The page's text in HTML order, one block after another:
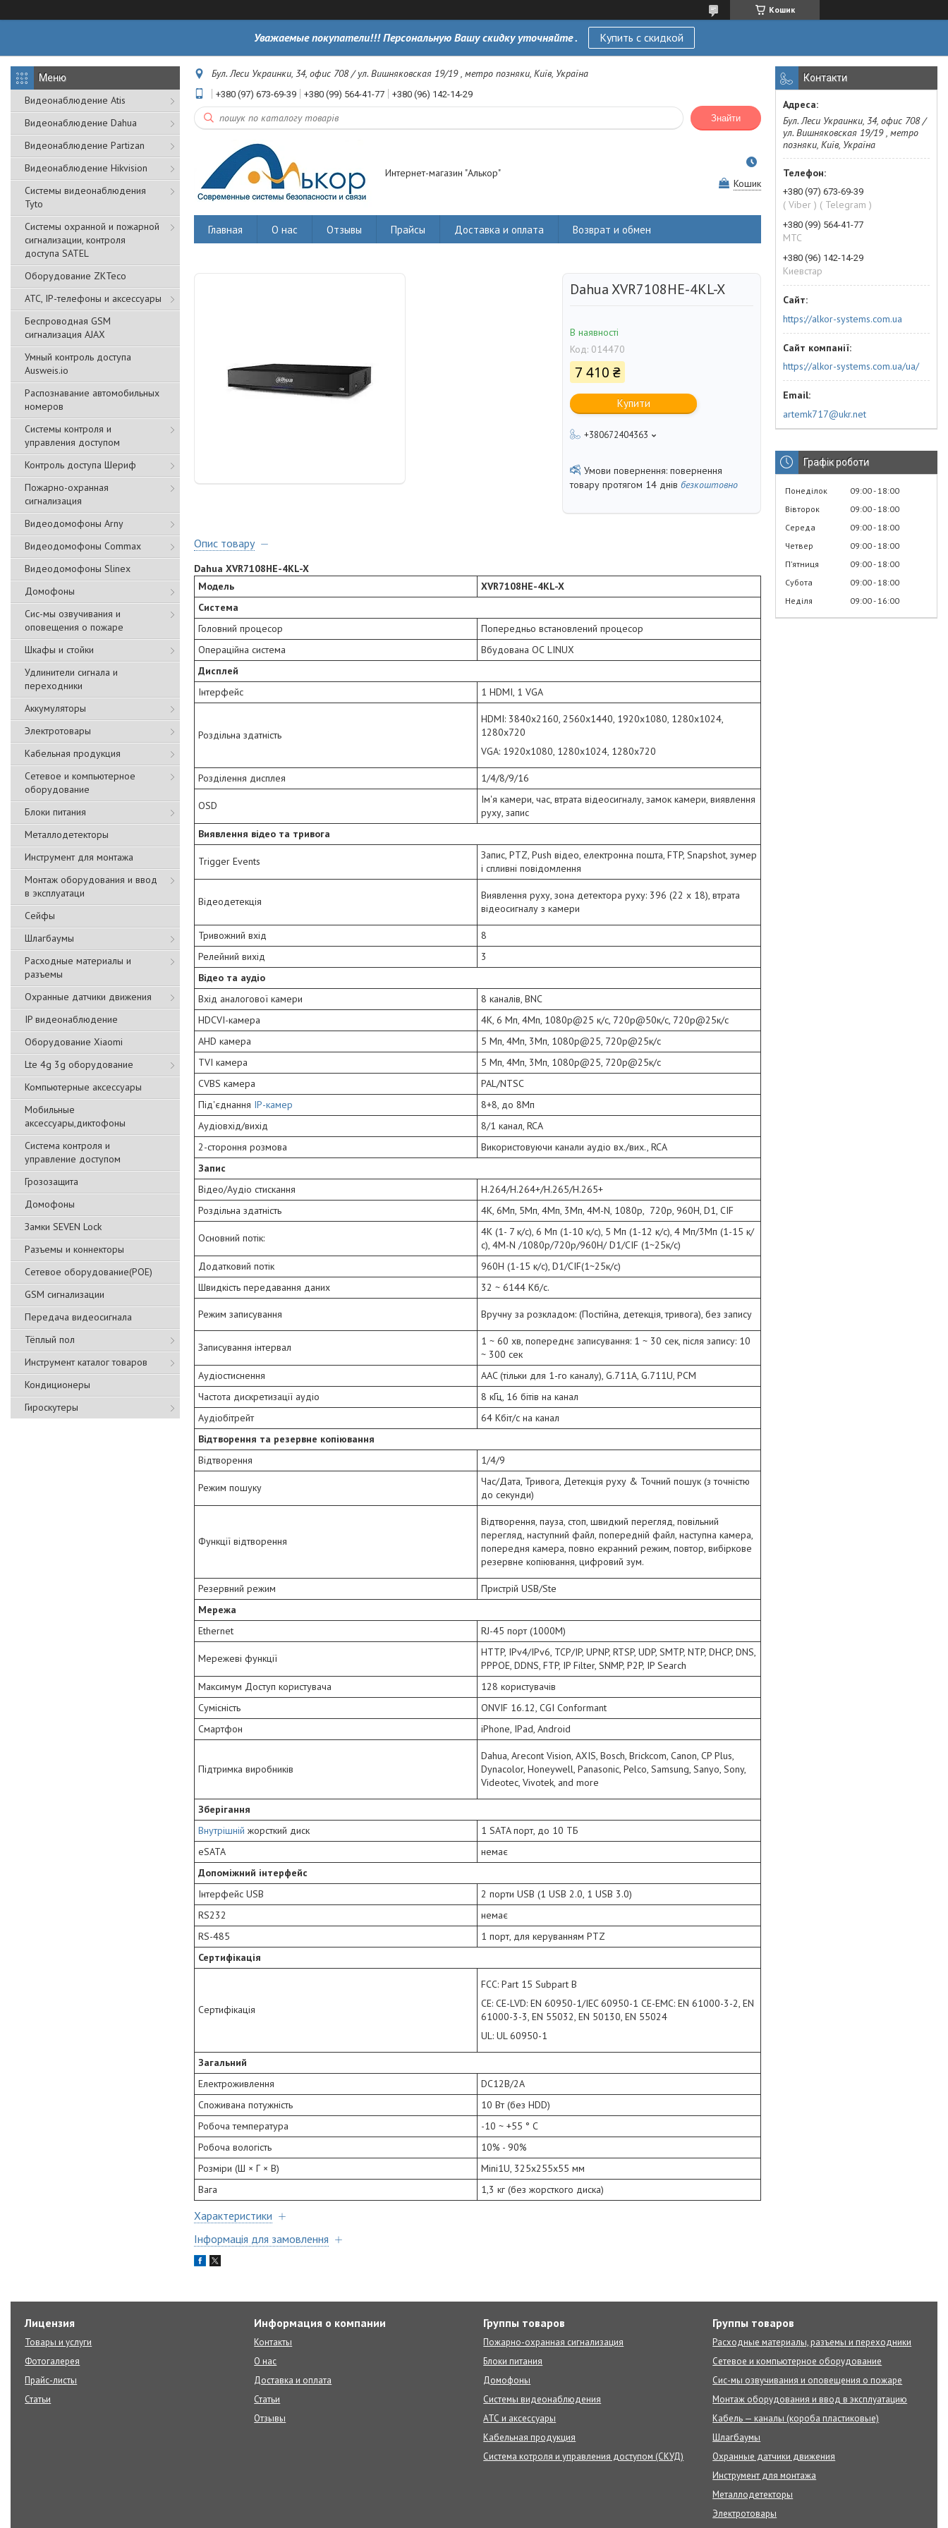
Кошик
Уважаемые покупатели!!! Персональную Вашу скидку уточняйте . Купить с скидкой
Видеонаблюдение Atis
Видеонаблюдение Dahua
Видеонаблюдение Partizan
Видеонаблюдение Hikvision
Системы видеонаблюдения
Tyto
Cистемы охранной и пожарной
сигнализации, контроля
доступа SATEL
Оборудование ZKTeco
АТС, IP-телефоны и аксессуары
Беспроводная GSM
сигнализация АJAX
Умный контроль доступа
Ausweis.io
Распознавание автомобильных
номеров
Системы контроля и
управления доступом
Контроль доступа Шериф
Пожарно-охранная
сигнализация
Видеодомофоны Arny
Видеодомофоны Commax
Видеодомофоны Slinex
Домофоны
Сис-мы озвучивания и
оповещения о пожаре
Шкафы и стойки
Удлинители сигнала и
переходники
Аккумуляторы
Электротовары
Кабельная продукция
Сетевое и компьютерное
оборудование
Блоки питания
Металлодетекторы
Инструмент для монтажа
Монтаж оборудования и ввод
в эксплуатаци
Сейфы
Шлагбаумы
Расходные материалы и
разъемы
Охранные датчики движения
IP видеонаблюдение
Оборудование Xiaomi
Lte 4g 3g оборудование
Компьютерные аксессуары
Мобильные
аксессуары,диктофоны
Система контроля и
управление доступом
Грозозащита
Домофоны
Замки SEVEN Lock
Разъемы и коннекторы
Сетевое оборудование(POE)
GSM сигнализации
Передача видеосигнала
Тёплый пол
Инструмент каталог товаров
Кондиционеры
Гироскутеры
Бул. Леси Украинки, 34, офис 708 / ул. Вишняковская 19/19 , метро позняки, Київ, Україна
+380 (97) 673-69-39 +380 (99) 564-41-77 +380 (96) 142-14-29
Знайти
Интернет-магазин "Алькор"
Кошик
Главная О нас Отзывы Прайсы Доставка и оплата Возврат и обмен
Dahua XVR7108HE-4KL-X
В наявності
Код: 014470
7 410 ₴
Купити
+380672404363
повернення
товару протягом 14 днів безкоштовно
Опис товару
Dahua XVR7108HE-4KL-X
Модель
XVR7108HE-4KL-X
Система
Головний процесор
Попередньо встановлений процесор
Операційна система
Вбудована ОС LINUX
Дисплей
Інтерфейс
1 HDMI, 1 VGA
Роздільна здатність
HDMI: 3840x2160, 2560x1440, 1920x1080, 1280x1024,
1280x720
VGA: 1920x1080, 1280x1024, 1280x720
Розділення дисплея 1/4/8/9/16
OSD
Ім'я камери, час, втрата відеосигналу, замок камери, виявлення
руху, запис
Виявлення відео та тривога
Trigger Events
Запис, PTZ, Push відео, електронна пошта, FTP, Snapshot, зумер
і спливні повідомлення
Відеодетекція
Виявлення руху, зона детектора руху: 396 (22 х 18), втрата
відеосигналу з камери
Тривожний вхід
8
Релейний вихід
3
Відео та аудіо
Вхід аналогової камери
8 каналів, BNC
HDCVI-камера
4K, 6 Мп, 4Mп, 1080p@25 к/с, 720p@50к/с, 720p@25к/с
AHD камера
5 Мп, 4Mп, 3Мп, 1080p@25, 720p@25к/с
TVI камера
5 Мп, 4Mп, 3Мп, 1080p@25, 720p@25к/с
CVBS камера
PAL/NTSC
Під'єднання IP-камер
8+8, до 8Мп
Аудіовхід/вихід
8/1 канал, RCA
2-стороння розмова
Використовуючи канали аудіо вх./вих., RCA
Запис
Відео/Аудіо стискання
H.264/H.264+/H.265/H.265+
Роздільна здатність
4K, 6Mп, 5Mп, 4Mп, 3Mп, 4M-N, 1080p, 720p, 960H, D1, CIF
Основний потік:
4K (1- 7 к/с), 6 Мп (1-10 к/с), 5 Мп (1-12 к/с), 4 Мп/3Мп (1-15 к/
с), 4M-N /1080p/720p/960H/ D1/CIF (1~25к/с)
Додатковий потік
960H (1-15 к/с), D1/CIF(1~25к/с)
Швидкість передавання даних
32 ~ 6144 Кб/с.
Режим записування Вручну за розкладом: (Постійна, детекція, тривога), без запису
Записування інтервал
1 ~ 60 хв, попереднє записування: 1 ~ 30 сек, після запису: 10
~ 300 сек
Аудіостиснення
AAC (тільки для 1-го каналу), G.711A, G.711U, PCM
Частота дискретизації аудіо
8 кГц, 16 бітів на канал
Аудіобітрейт
64 Кбіт/с на канал
Відтворення та резервне копіювання
Відтворення
1/4/9
Режим пошуку
Час/Дата, Тривога, Детекція руху & Точний пошук (з точністю
до секунди)
Функції відтворення
Відтворення, пауза, стоп, швидкий перегляд, повільний
перегляд, наступний файл, попередній файл, наступна камера,
попередня камера, повно екранний режим, повтор, вибіркове
резервне копіювання, цифровий зум.
Резервний режим
Пристрій USB/Ste
Мережа
Ethernet
RJ-45 порт (1000M)
Мережеві функції
HTTP, IPv4/IPv6, TCP/IP, UPNP, RTSP, UDP, SMTP, NTP, DHCP, DNS,
PPPOE, DDNS, FTP, IP Filter, SNMP, P2P, IP Search
Максимум Доступ користувача
128 користувачів
Сумісність
ONVIF 16.12, CGI Conformant
Смартфон
iPhone, IPad, Android
Підтримка виробників
Dahua, Arecont Vision, AXIS, Bosch, Brickcom, Canon, CP Plus,
Dynacolor, Honeywell, Panasonic, Pelco, Samsung, Sanyo, Sony,
Videotec, Vivotek, and more
Зберігання
Внутрішній жорсткий диск
1 SATA порт, до 10 ТБ
eSATA
немає
Допоміжний інтерфейс
Інтерфейс USB
2 порти USB (1 USB 2.0, 1 USB 3.0)
RS232
немає
RS-485
1 порт, для керуванням PTZ
Сертифікація
Сертифікація
FCC: Part 15 Subpart B
CE: CE-LVD: EN 60950-1/IEC 60950-1 CE-EMC: EN 61000-3-2, EN
61000-3-3, EN 55032, EN 50130, EN 55024
UL: UL 60950-1
Загальний
Електроживлення
DC12В/2A
Споживана потужність
10 Вт (без HDD)
Робоча температура
-10 ~ +55 ° C
Робоча вологість
10% - 90%
Розміри (Ш × Г × В)
Mini1U, 325x255x55 мм
Вага
1,3 кг (без жорсткого диска)
Характеристики
Інформація для замовлення
Контакти
Бул. Леси Украинки, 34, офис 708 /
ул. Вишняковская 19/19 , метро
позняки, Київ, Україна
+380 (97) 673-69-39
( Viber ) ( Telegram )
+380 (99) 564-41-77
МТС
+380 (96) 142-14-29
Киевстар
https://alkor-systems.com.ua
https://alkor-systems.com.ua/ua/
artemk717@ukr.net
Графік роботи
Понеділок 09:00 18:00
Вівторок
09:00 18:00
Середа
09:00 18:00
Четвер
09:00 18:00
Пʼятниця
09:00 18:00
Субота
09:00 18:00
Неділя
09:00 16:00
Лицензия
Товары и услуги
Фотогалерея
Прайс-листы
Статьи
Информация о компании
Контакты
О нас
Доставка и оплата
Статьи
Отзывы
Группы товаров
Пожарно-охранная сигнализация
Блоки питания
Домофоны
Системы видеонаблюдения
АТС и аксессуары
Кабельная продукция
Система котроля и управления доступом (СКУД)
Группы товаров
Расходные материалы, разъемы и переходники
Сетевое и компьютерное оборудование
Сис-мы озвучивания и оповещения о пожаре
Монтаж оборудования и ввод в эксплуатацию
Кабель — каналы (короба пластиковые)
Шлагбаумы
Охранные датчики движения
Инструмент для монтажа
Металлодетекторы
Электротовары